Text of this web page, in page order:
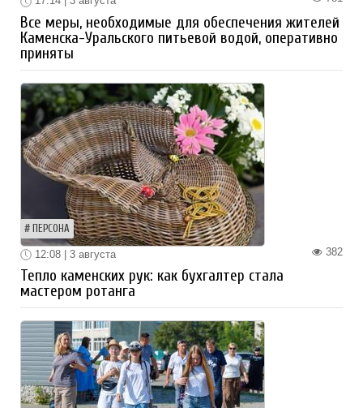
Все меры, необходимые для обеспечения жителей
Каменска-Уральского питьевой водой, оперативно
приняты
ПЕРСОНА
382
12:08 | 3 августа
Тепло каменских рук: как бухгалтер стала
мастером ротанга